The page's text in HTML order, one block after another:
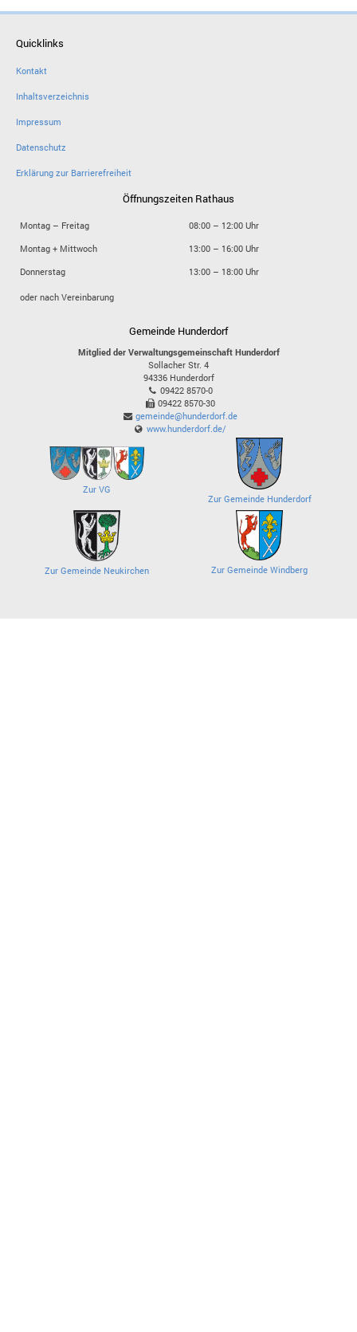
Quicklinks
Kontakt
Inhaltsverzeichnis
Impressum
Datenschutz
Erklärung zur Barrierefreiheit
Öffnungszeiten Rathaus
Montag – Freitag
08:00 – 12:00 Uhr
Montag + Mittwoch
13:00 – 16:00 Uhr
Donnerstag
13:00 – 18:00 Uhr
oder nach Vereinbarung
Gemeinde Hunderdorf
Mitglied der Verwaltungsgemeinschaft Hunderdorf
Sollacher Str. 4
94336 Hunderdorf
09422 8570-0
09422 8570-30
gemeinde@hunderdorf.de
www.hunderdorf.de/
Zur VG
Zur Gemeinde Hunderdorf
Zur Gemeinde Neukirchen Zur Gemeinde Windberg